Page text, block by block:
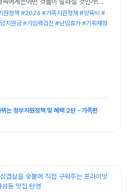
원정책 #2024 #가족지원정책 #양육비 #
지원금 #가임력검진 #난임휴가 #기획재정
는 정부지원정책 및 혜택 2탄 - 가족편
겹살을 숯불에 직접 구워주는 프라이빗
동 맛집 탄영